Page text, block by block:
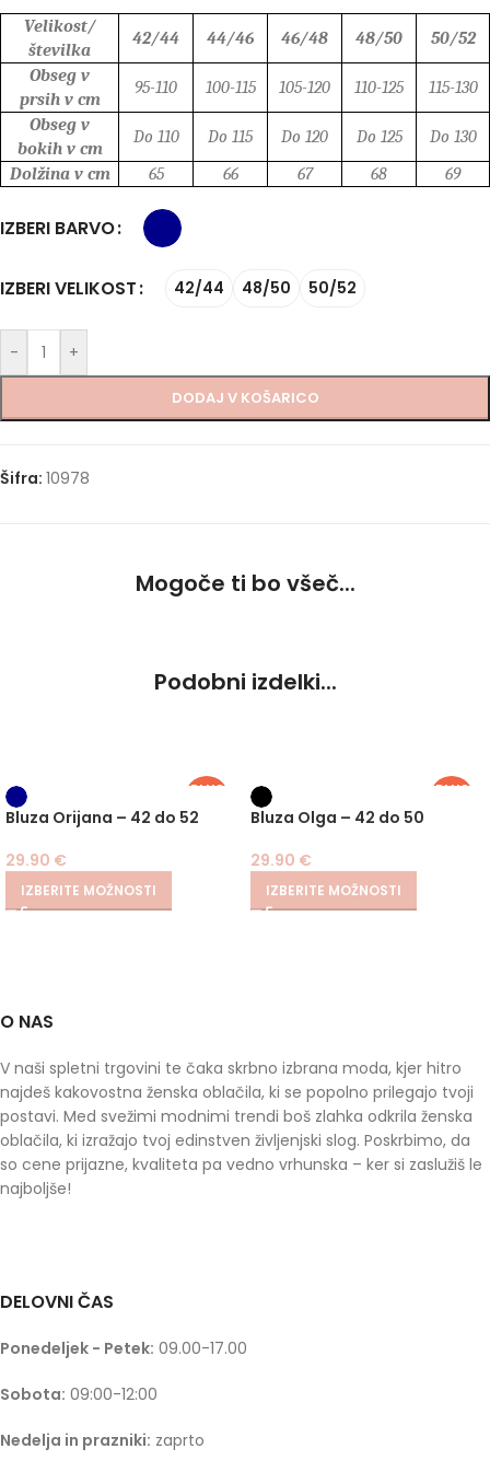
Velikost/
številka
42/44 44/46 46/48 48/50
50/52
Obseg v
prsih v cm
95-110 100-115 105-120 110-125
115-130
Obseg v
bokih v cm
Do 110 Do 115 Do 120 Do 125
Do 130
Dolžina v cm
65 66 67 68 69
IZBERI BARVO
IZBERI VELIKOST 42/44 48/50 50/52
- +
DODAJ V KOŠARICO
Šifra: 10978
Mogoče ti bo všeč...
Podobni izdelki...
PLUS
Bluza Orijana – 42 do 52
29.90 €
IZBERITE MOŽNOSTI
PLUS
Bluza Olga – 42 do 50
29.90 €
IZBERITE MOŽNOSTI
O NAS
V naši spletni trgovini te čaka skrbno izbrana moda, kjer hitro
najdeš kakovostna ženska oblačila, ki se popolno prilegajo tvoji
postavi. Med svežimi modnimi trendi boš zlahka odkrila ženska
oblačila, ki izražajo tvoj edinstven življenjski slog. Poskrbimo, da
so cene prijazne, kvaliteta pa vedno vrhunska – ker si zaslužiš le
najboljše!
DELOVNI ČAS
Ponedeljek - Petek: 09.00-17.00
Sobota: 09:00-12:00
Nedelja in prazniki: zaprto